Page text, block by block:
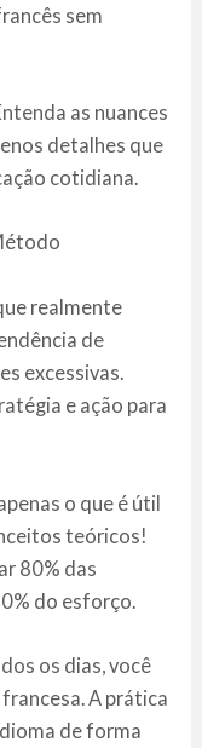
sem
as nuances
detalhes que
cotidiana.
realmente
de
excessivas.
e ação para
o que é útil
teóricos!
80% das
do esforço.
os dias, você
A prática
de forma